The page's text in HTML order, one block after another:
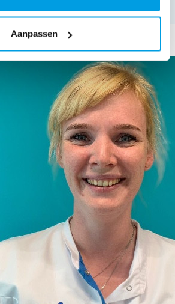
Aanpassen
TOON MEER
Our Team Members